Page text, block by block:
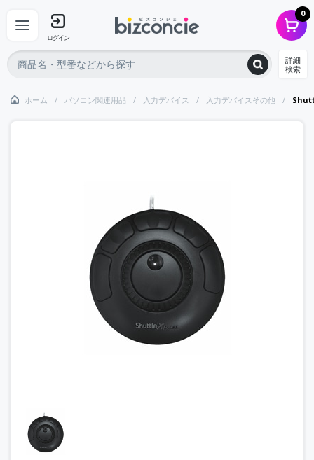
ログイン
0
詳細
検索
ホーム パソコン関連用品 入力デバイス 入力デバイスその他